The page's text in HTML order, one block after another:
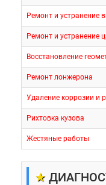
Ремонт и устранение
Ремонт и устранение
Восстановление
Ремонт лонжерона
Удаление коррозии и
Рихтовка кузова
Жестяные работы
★